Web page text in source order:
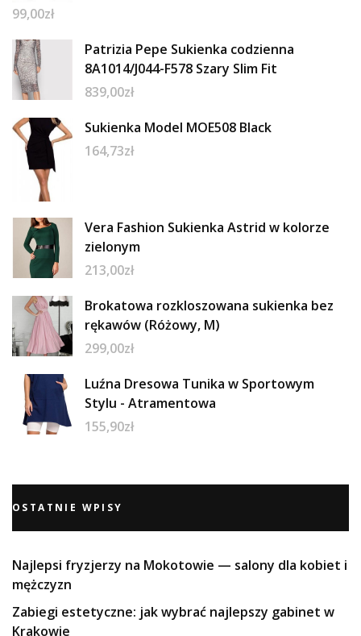
99,00zł
Patrizia Pepe Sukienka codzienna
8A1014/J044-F578 Szary Slim Fit
839,00zł
Sukienka Model MOE508 Black
164,73zł
Vera Fashion Sukienka Astrid w kolorze
zielonym
213,00zł
Brokatowa rozkloszowana sukienka bez
rękawów (Różowy, M)
299,00zł
Luźna Dresowa Tunika w Sportowym
Stylu - Atramentowa
155,90zł
OSTATNIE WPISY
Najlepsi fryzjerzy na Mokotowie — salony dla kobiet i
mężczyzn
Zabiegi estetyczne: jak wybrać najlepszy gabinet w
Krakowie